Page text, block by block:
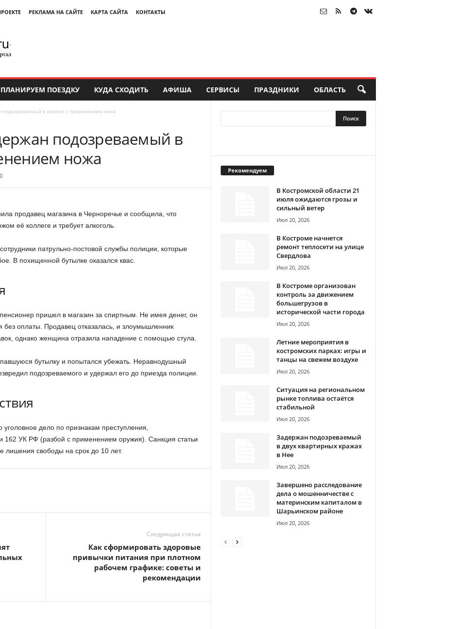
РЕКЛАМА НА САЙТЕ КАРТА САЙТА КОНТАКТЫ
ПЛАНИРУЕМ ПОЕЗДКУ КУДА СХОДИТЬ АФИША СЕРВИСЫ ПРАЗДНИКИ ОБЛАСТЬ
подозреваемый в разбое с применением ножа
подозреваемый в
ножа
0
продавец магазина в Черноречье и сообщила, что
её коллеге и требует алкоголь.
патрульно-постовой службы полиции, которые
В похищенной бутылке оказался квас.
пришел в магазин за спиртным. Не имея денег, он
без оплаты. Продавец отказалась, и злоумышленник
однако женщина отразила нападение с помощью стула.
бутылку и попытался убежать. Неравнодушный
подозреваемого и удержал его до приезда полиции.
дело по признакам преступления,
162 УК РФ (разбой с применением оружия). Санкция статьи
лишения свободы на срок до 10 лет.
Следующая статья
Как сформировать здоровые
привычки питания при плотном
рабочем графике: советы и
рекомендации
Рекомендуем
В Костромской области 21
июля ожидаются грозы и
сильный ветер
Июл 20, 2026
В Костроме начнется
ремонт теплосети на улице
Свердлова
Июл 20, 2026
В Костроме организован
контроль за движением
большегрузов в
исторической части города
Июл 20, 2026
Летние мероприятия в
костромских парках: игры и
танцы на свежем воздухе
Июл 20, 2026
Ситуация на региональном
рынке топлива остаётся
стабильной
Июл 20, 2026
Задержан подозреваемый
в двух квартирных кражах
в Нее
Июл 20, 2026
Завершено расследование
дела о мошенничестве с
материнским капиталом в
Шарьинском районе
Июл 20, 2026